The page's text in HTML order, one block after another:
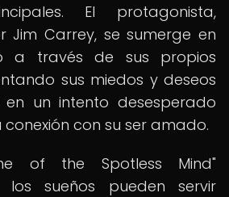
El protagonista,
Jim Carrey, se sumerge en
a través de sus propios
sus miedos y deseos
un intento desesperado
con su ser amado.
of the Spotless Mind"
sueños pueden servir